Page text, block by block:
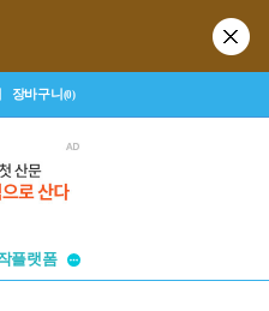
장바구니(0)
플랫폼